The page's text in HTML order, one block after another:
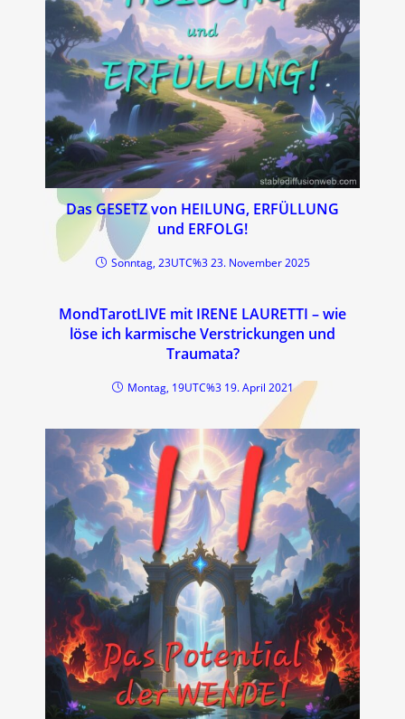
Das GESETZ von HEILUNG, ERFÜLLUNG
und ERFOLG!
Sonntag, 23UTC%3 23. November 2025
MondTarotLIVE mit IRENE LAURETTI – wie
löse ich karmische Verstrickungen und
Traumata?
Montag, 19UTC%3 19. April 2021